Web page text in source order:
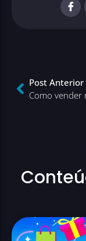
Post Anterior